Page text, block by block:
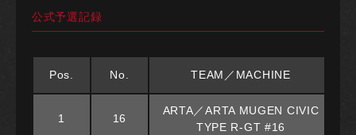
公式予選記録
Pos. No. TEAM／MACHINE
1 16
ARTA／ARTA MUGEN CIVIC
TYPE R-GT #16